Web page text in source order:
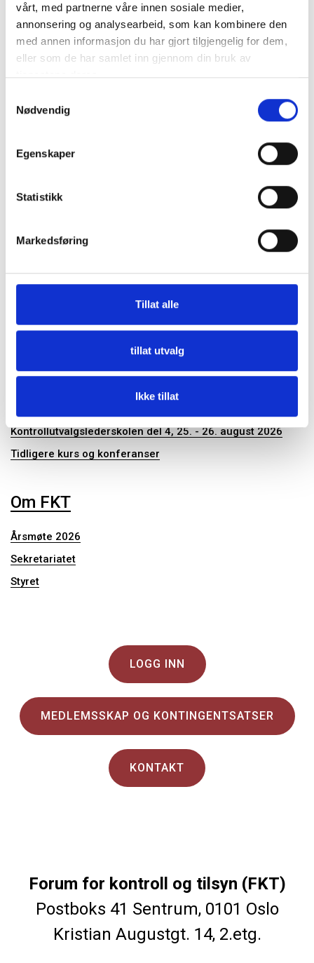
vårt, med partnerne våre innen sosiale medier,
annonsering og analysearbeid, som kan kombinere den
med annen informasjon du har gjort tilgjengelig for dem,
eller som de har samlet inn gjennom din bruk av
tjenestene deres.
Nødvendig
Egenskaper
Statistikk
Markedsføring
Tillat alle
tillat utvalg
Ikke tillat
Diverse
Kommunalrett
Kontrollutvalg
Kontrollutvalgssekretariat
Opplæringspakke for kontrollutvalg
Kommunalrett
Kontrollutvalgssekretariat
Publikasjoner
Konferanser og seminar
Kontrollutvalgslederskolen del 4, 25. - 26. august 2026
Tidligere kurs og konferanser
Om FKT
Årsmøte 2026
Sekretariatet
Styret
LOGG INN
MEDLEMSSKAP OG KONTINGENTSATSER
KONTAKT
Forum for kontroll og tilsyn (FKT)
Postboks 41 Sentrum, 0101 Oslo
Kristian Augustgt. 14, 2.etg.